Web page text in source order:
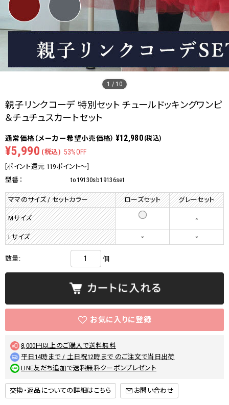
1 / 10
親子リンクコーデ 特別セット チュールドッキングワンピ
＆チュチュスカートセット
¥12,980 (税込)
¥5,990 (税込) 53%OFF
[ポイント還元 119ポイント～]
型番：
to19130sb19136set
ママのサイズ / セットカラー ローズセット グレーセット
Mサイズ ×
Lサイズ × ×
数量: 個
8,000円以上のご購入で送料無料
平日14時まで / 土日祝12時まで のご注文で当日出荷
LINE友だち追加で送料無料クーポンプレゼント
交換・返品についての詳細はこちら